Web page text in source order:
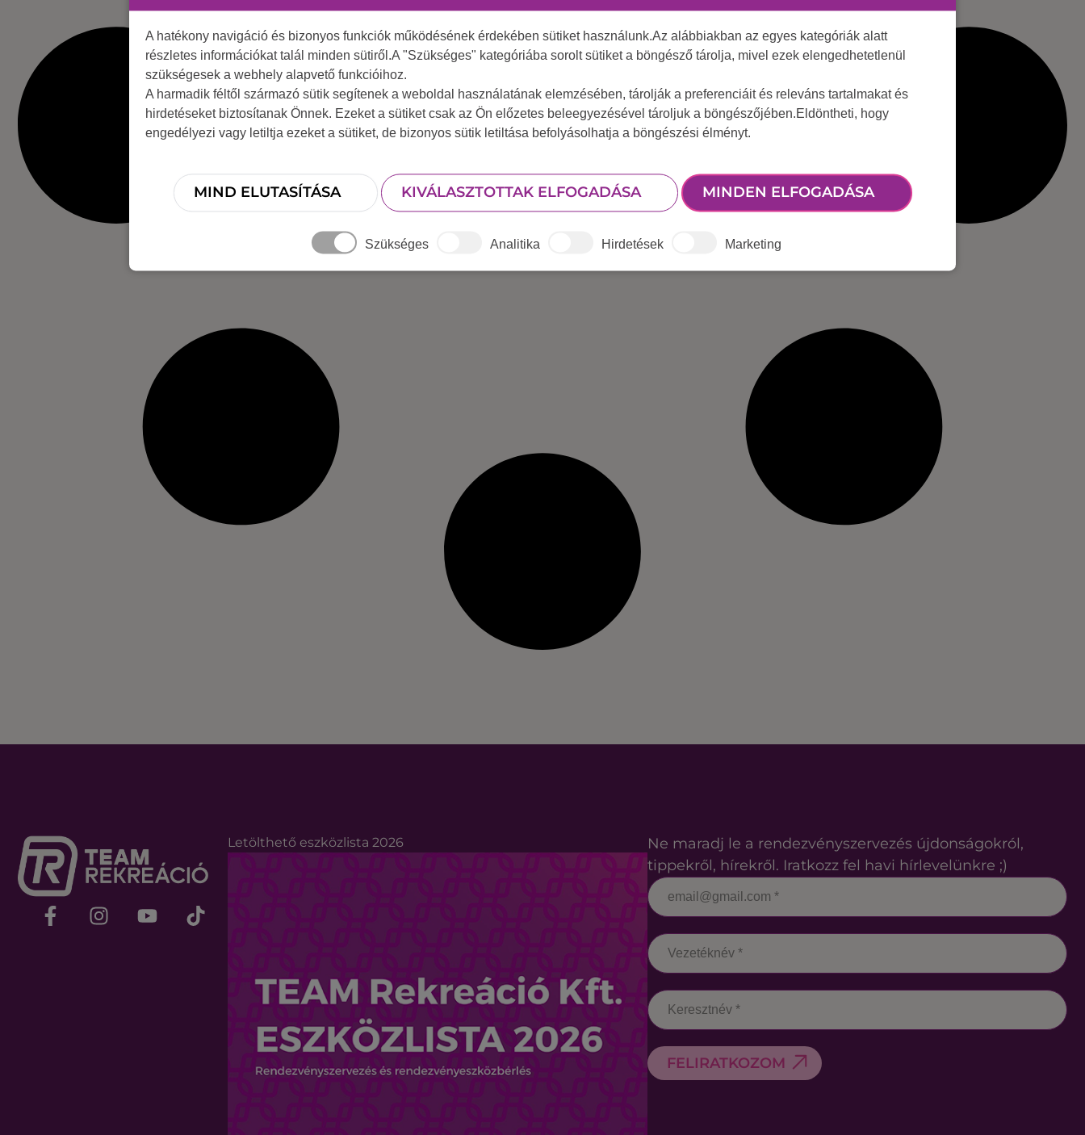
Letölthető eszközlista 2026
Ne maradj le a rendezvényszervezés újdonságokról,
tippekről, hírekről. Iratkozz fel havi hírlevelünkre ;)
FELIRATKOZOM
A hatékony navigáció és bizonyos funkciók működésének érdekében sütiket használunk.Az alábbiakban az egyes kategóriák alatt
részletes információkat talál minden sütiről.A "Szükséges" kategóriába sorolt sütiket a böngésző tárolja, mivel ezek elengedhetetlenül
szükségesek a webhely alapvető funkcióihoz.
A harmadik féltől származó sütik segítenek a weboldal használatának elemzésében, tárolják a preferenciáit és releváns tartalmakat és
hirdetéseket biztosítanak Önnek. Ezeket a sütiket csak az Ön előzetes beleegyezésével tároljuk a böngészőjében.Eldöntheti, hogy
engedélyezi vagy letiltja ezeket a sütiket, de bizonyos sütik letiltása befolyásolhatja a böngészési élményt.
MIND ELUTASÍTÁSA KIVÁLASZTOTTAK ELFOGADÁSA MINDEN ELFOGADÁSA
Szükséges Analitika Hirdetések Marketing